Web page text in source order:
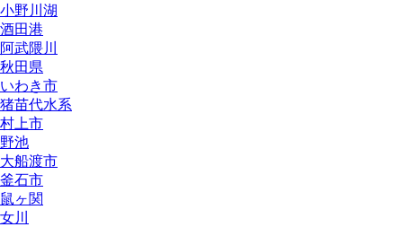
小野川湖
酒田港
阿武隈川
秋田県
いわき市
猪苗代水系
村上市
野池
大船渡市
釜石市
鼠ヶ関
女川